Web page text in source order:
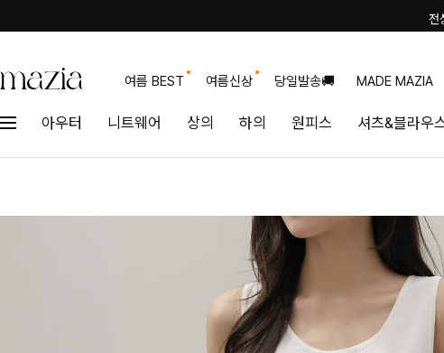
전
여름 BEST 여름신상 당일발송🚚 MADE MAZIA
아우터 니트웨어 상의 하의 원피스 셔츠&블라우